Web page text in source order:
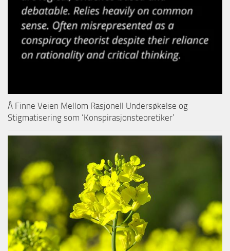
Å Finne Veien Mellom Rasjonell Undersøkelse og
Stigmatisering som ‘Konspirasjonsteoretiker’